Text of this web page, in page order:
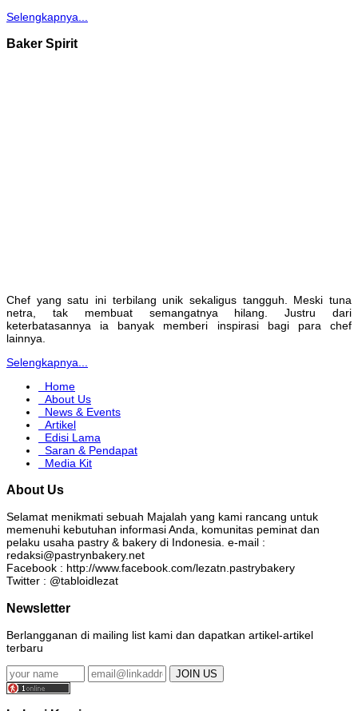
Selengkapnya...
Baker Spirit
Chef yang satu ini terbilang unik sekaligus tangguh. Meski tuna
netra, tak membuat semangatnya hilang. Justru dari
keterbatasannya ia banyak memberi inspirasi bagi para chef
lainnya.
Selengkapnya...
Home
About Us
News & Events
Artikel
Edisi Lama
Saran & Pendapat
Media Kit
About Us
Selamat menikmati sebuah Majalah yang kami rancang untuk
memenuhi kebutuhan informasi Anda, komunitas peminat dan
pelaku usaha pastry & bakery di Indonesia. e-mail :
redaksi@pastrynbakery.net
Facebook : http://www.facebook.com/lezatn.pastrybakery
Twitter : @tabloidlezat
Newsletter
Berlangganan di mailing list kami dan dapatkan artikel-artikel
terbaru